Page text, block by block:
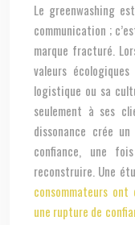
Le greenwashing
communication ;
marque fracturé.
valeurs
logistique ou sa
seulement à ses
dissonance crée
confiance, une
reconstruire. Une
consommateurs ont
une rupture de